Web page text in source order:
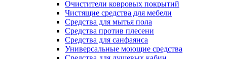
Очистители ковровых покрытий
Чистящие средства для мебели
Средства для мытья пола
Средства против плесени
Средства для санфаянса
Универсальные моющие средства